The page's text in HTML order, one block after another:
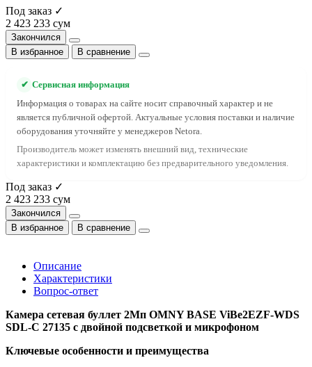
Под заказ ✓
2 423 233 сум
Закончился
В избранное
В сравнение
✔ Сервисная информация
Информация о товарах на сайте носит справочный характер и не
является публичной офертой. Актуальные условия поставки и наличие
оборудования уточняйте у менеджеров Netora.
Производитель может изменять внешний вид, технические
характеристики и комплектацию без предварительного уведомления.
Под заказ ✓
2 423 233 сум
Закончился
В избранное
В сравнение
Описание
Характеристики
Вопрос-ответ
Камера сетевая буллет 2Мп OMNY BASE ViBe2EZF-WDS
SDL-C 27135 с двойной подсветкой и микрофоном
Ключевые особенности и преимущества